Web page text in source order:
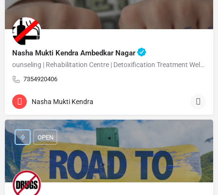
Nasha Mukti Kendra Ambedkar Nagar
ounseling | Rehabilitation Centre | Detoxification Treatment Welcome Nasha Mukti Kendra Ambedkar Nagar –…
7354920406
Nasha Mukti Kendra
OPEN